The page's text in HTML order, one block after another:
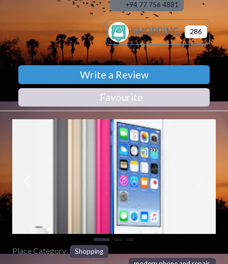
+94 77 756 4881
SHOPPING 286
Write a Review
Favourite
Next
Place Category: Shopping